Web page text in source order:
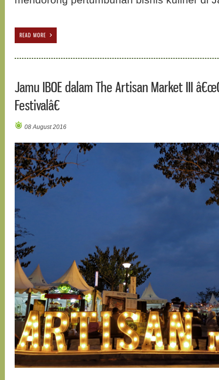
READ MORE
Jamu IBOE dalam The Artisan Market III
Festivalâ€
08 August 2016